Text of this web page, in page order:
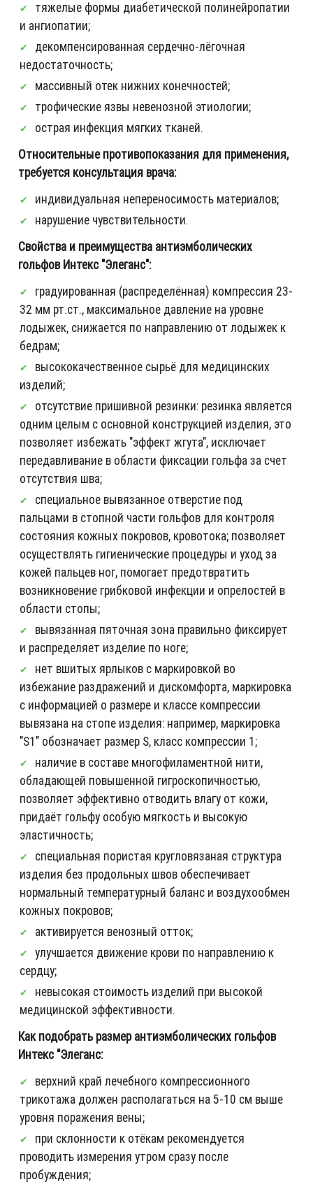
тяжелые формы диабетической полинейропатии
и ангиопатии;
декомпенсированная сердечно-лёгочная
недостаточность;
массивный отек нижних конечностей;
трофические язвы невенозной этиологии;
острая инфекция мягких тканей.
Относительные противопоказания для применения,
требуется консультация врача:
индивидуальная непереносимость материалов;
нарушение чувствительности.
Свойства и преимущества антиэмболических
гольфов Интекс "Элеганс":
градуированная (распределённая) компрессия 23-
32 мм рт.ст., максимальное давление на уровне
лодыжек, снижается по направлению от лодыжек к
бедрам;
высококачественное сырьё для медицинских
изделий;
отсутствие пришивной резинки: резинка является
одним целым с основной конструкцией изделия, это
позволяет избежать "эффект жгута", исключает
передавливание в области фиксации гольфа за счет
отсутствия шва;
специальное вывязанное отверстие под
пальцами в стопной части гольфов для контроля
состояния кожных покровов, кровотока; позволяет
осуществлять гигиенические процедуры и уход за
кожей пальцев ног, помогает предотвратить
возникновение грибковой инфекции и опрелостей в
области стопы;
вывязанная пяточная зона правильно фиксирует
и распределяет изделие по ноге;
нет вшитых ярлыков с маркировкой во
избежание раздражений и дискомфорта, маркировка
с информацией о размере и классе компрессии
вывязана на стопе изделия: например, маркировка
"S1" обозначает размер S, класс компрессии 1;
наличие в составе многофиламентной нити,
обладающей повышенной гигроскопичностью,
позволяет эффективно отводить влагу от кожи,
придаёт гольфу особую мягкость и высокую
эластичность;
специальная пористая кругловязаная структура
изделия без продольных швов обеспечивает
нормальный температурный баланс и воздухообмен
кожных покровов;
активируется венозный отток;
улучшается движение крови по направлению к
сердцу;
невысокая стоимость изделий при высокой
медицинской эффективности.
Как подобрать размер антиэмболических гольфов
Интекс "Элеганс:
верхний край лечебного компрессионного
трикотажа должен располагаться на 5-10 см выше
уровня поражения вены;
при склонности к отёкам рекомендуется
проводить измерения утром сразу после
пробуждения;